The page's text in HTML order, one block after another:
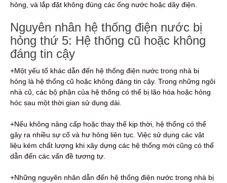
hỏng, và lắp đặt không đúng các ống nước hoặc dây điện.
Nguyên nhân hệ thống điện nước bị
hỏng thứ 5: Hệ thống cũ hoặc không
đáng tin cậy
+Một yếu tố khác dẫn đến hệ thống điện nước trong nhà bị
hỏng là hệ thống cũ hoặc không đáng tin cậy. Trong những ngôi
nhà cũ, các bộ phận của hệ thống có thể bị lão hóa hoặc hỏng
hóc sau một thời gian sử dụng dài.
+Nếu không nâng cấp hoặc thay thế kịp thời, hệ thống có thể
gây ra nhiều sự cố và hư hỏng liên tục. Việc sử dụng các vật
liệu kém chất lượng khi xây dựng các hệ thống mới cũng có thể
dẫn đến các vấn đề tương tự.
+Những nguyên nhân dẫn đến hệ thống điện nước trong nhà bị